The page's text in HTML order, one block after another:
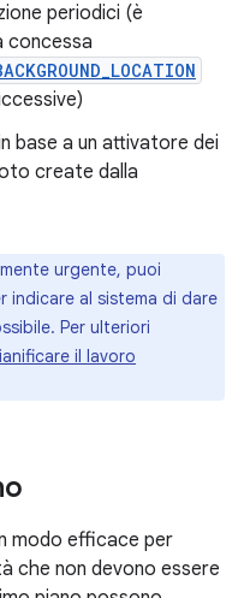
periodici (è
concessa
base a un attivatore dei
create dalla
urgente, puoi
indicare al sistema di dare
Per ulteriori
il lavoro
modo efficace per
che non devono essere